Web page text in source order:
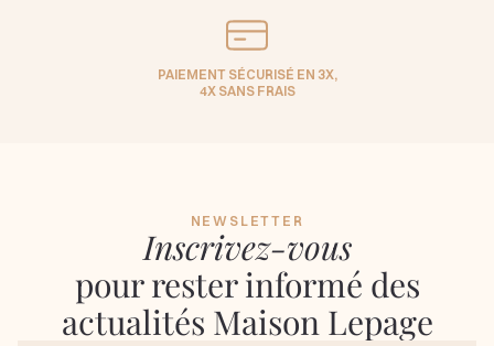
PAIEMENT SÉCURISÉ EN 3X,
4X SANS FRAIS
NEWSLETTER
Inscrivez-vous
pour rester informé des
actualités Maison Lepage